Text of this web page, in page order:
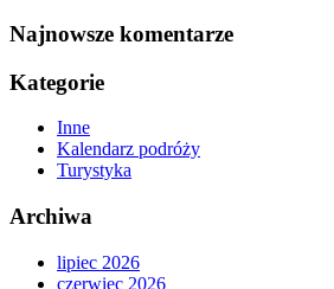
Najnowsze komentarze
Kategorie
Inne
Kalendarz podróży
Turystyka
Archiwa
lipiec 2026
czerwiec 2026